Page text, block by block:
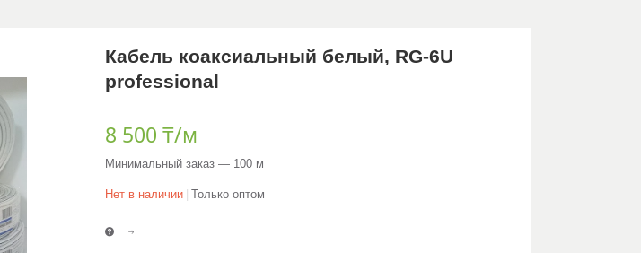
Кабель коаксиальный белый, RG-6U
professional
8 500 ₸/м
Минимальный заказ — 100 м
Нет в наличии Только оптом